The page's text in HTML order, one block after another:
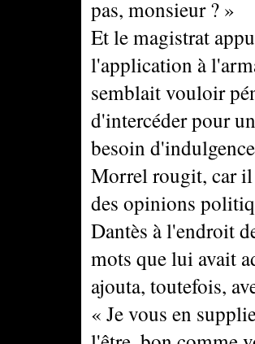
pas, monsieur ? »
Et le magistrat
l'application à
semblait vouloir
d'intercéder pour
besoin
Morrel rougit, car il
des opinions
Dantès à l'endroit
mots que lui avait
ajouta, toutefois,
« Je vous en